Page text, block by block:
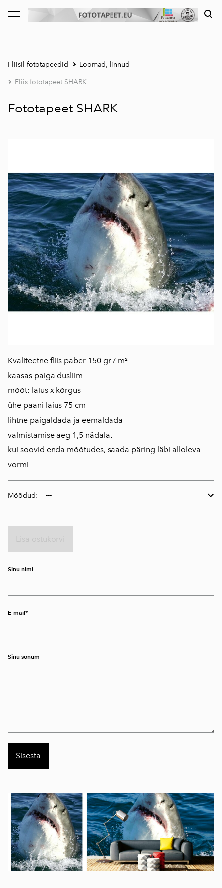
lisati ostukorvi. Vaata ostukorvi
Fliisil fototapeedid Loomad, linnud
Fliis fototapeet SHARK
Fototapeet SHARK
Kvaliteetne fliis paber 150 gr / m²
kaasas paigaldusliim
mõõt: laius x kõrgus
ühe paani laius 75 cm
lihtne paigaldada ja eemaldada
​valmistamise aeg 1,5 nädalat
kui soovid enda mõõtudes, saada päring läbi alloleva
vormi
Mõõdud:
Sinu nimi
E-mail
Sinu sõnum